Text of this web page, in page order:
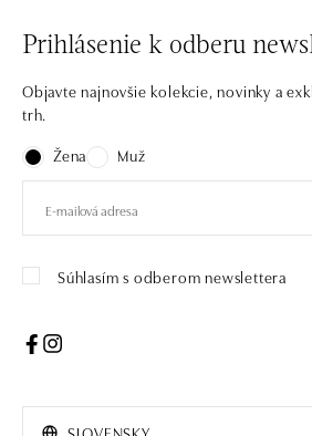
Prihlásenie k odberu
Objavte najnovšie kolekcie, novinky a
trh.
Žena
Muž
Súhlasím s odberom newslettera